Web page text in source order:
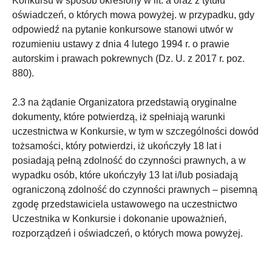
oświadczeń, o których mowa powyżej. w przypadku, gdy
odpowiedź na pytanie konkursowe stanowi utwór w
rozumieniu ustawy z dnia 4 lutego 1994 r. o prawie
autorskim i prawach pokrewnych (Dz. U. z 2017 r. poz.
880).
2.3 na żądanie Organizatora przedstawią oryginalne
dokumenty, które potwierdzą, iż spełniają warunki
uczestnictwa w Konkursie, w tym w szczególności dowód
tożsamości, który potwierdzi, iż ukończyły 18 lat i
posiadają pełną zdolność do czynności prawnych, a w
wypadku osób, które ukończyły 13 lat i/lub posiadają
ograniczoną zdolność do czynności prawnych – pisemną
zgodę przedstawiciela ustawowego na uczestnictwo
Uczestnika w Konkursie i dokonanie upoważnień,
rozporządzeń i oświadczeń, o których mowa powyżej.